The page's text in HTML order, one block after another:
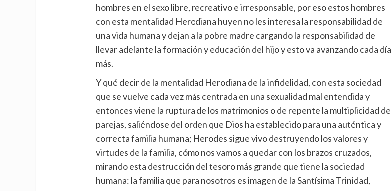
hombres en el sexo libre, recreativo e irresponsable, por eso estos hombres
con esta mentalidad Herodiana huyen no les interesa la responsabilidad de
una vida humana y dejan a la pobre madre cargando la responsabilidad de
llevar adelante la formación y educación del hijo y esto va avanzando cada día
más.
Y qué decir de la mentalidad Herodiana de la infidelidad, con esta sociedad
que se vuelve cada vez más centrada en una sexualidad mal entendida y
entonces viene la ruptura de los matrimonios o de repente la multiplicidad de
parejas, saliéndose del orden que Dios ha establecido para una auténtica y
correcta familia humana; Herodes sigue vivo destruyendo los valores y
virtudes de la familia, cómo nos vamos a quedar con los brazos cruzados,
mirando esta destrucción del tesoro más grande que tiene la sociedad
humana: la familia que para nosotros es imagen de la Santísima Trinidad,